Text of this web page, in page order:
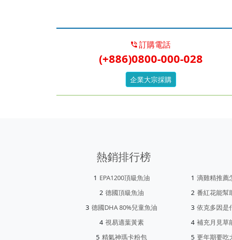
訂購電話
(+886)0800-000-028
企業大宗採購
熱銷排行榜
EPA1200頂級魚油
德國頂級魚油
德國DHA 80%兒童魚油
視易適葉黃素
精氣神瑪卡粉包
滴雞精推薦
番紅花能幫
依克多因是
補充月見草
更年期要吃